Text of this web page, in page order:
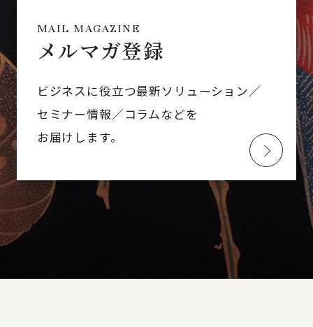
MAIL MAGAZINE
メルマガ登録
ビジネスに役立つ最新ソリューション／
セミナー情報／コラムなどを
お届けします。